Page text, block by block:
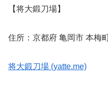
【将大鍛刀場】
住所：京都府 亀岡市 本梅
将大鍛刀場 (yatte.me)